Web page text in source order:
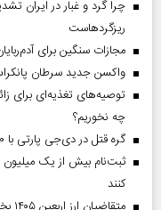
چرا گرد و غبار در ایران
ریزگردهاست
مجازات سنگین برای
واکسن جدید سرطان
چه نخوریم؟
گره قتل در دی‌جی پارتی با ۵۰ قسم باز می‌شود
ثبت‌نام بیش از یک میلیون
کنند